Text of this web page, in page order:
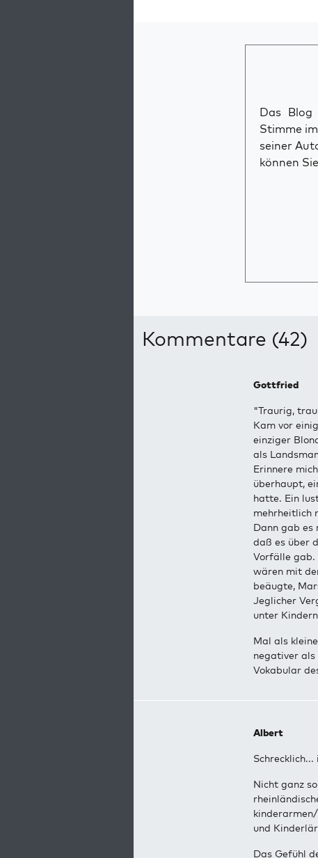
Das Blog
Stimme
seiner
können
Kommentare (42)
Gottfried
"Traurig,
Kam vor
einziger
als
Erinnere
überhaupt,
hatte. Ein
mehrheitlich
Dann gab es
daß es über
Vorfälle gab.
wären mit
beäugte,
Jeglicher
unter
Mal als
negativer als
Vokabular
Albert
Nicht ganz
und
Das Gefühl